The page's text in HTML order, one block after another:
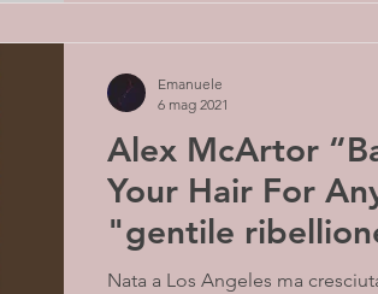
Alex McArtor
Your Hair For
"gentile
conformismo
Nata a Los Angeles ma cresciuta ad Austin, Alex
Emanuele
6 mag 2021